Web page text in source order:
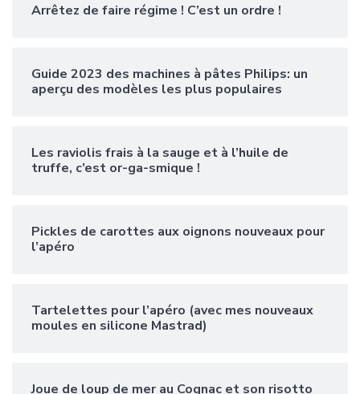
Arrêtez de faire régime ! C’est un ordre !
Guide 2023 des machines à pâtes Philips: un
aperçu des modèles les plus populaires
Les raviolis frais à la sauge et à l’huile de
truffe, c’est or-ga-smique !
Pickles de carottes aux oignons nouveaux pour
l’apéro
Tartelettes pour l’apéro (avec mes nouveaux
moules en silicone Mastrad)
Joue de loup de mer au Cognac et son risotto